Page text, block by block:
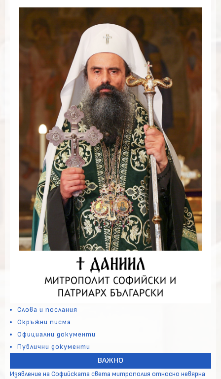
Слова и послания
Окръжни писма
Официални документи
Публични документи
ВАЖНО
Изявление на Софийската света митрополия относно невярна